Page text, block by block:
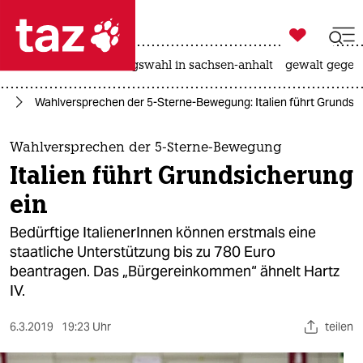
 taz zahl ich
taz zahl ich
themen
politik
öko
gesellschaft
kultur
sport

taz zahl ich
landtagswahl in sachsen-anhalt gewalt
Wahlversprechen der 5-Sterne-Bewegung: Italien führt
Wahlversprechen der 5-Sterne-Bewegung
Italien führt Grundsicherung
ein
Bedürftige ItalienerInnen können erstmals eine
staatliche Unterstützung bis zu 780 Euro
beantragen. Das „Bürgereinkommen“ ähnelt Hartz
IV.
6.3.2019 19:23 Uhr teilen